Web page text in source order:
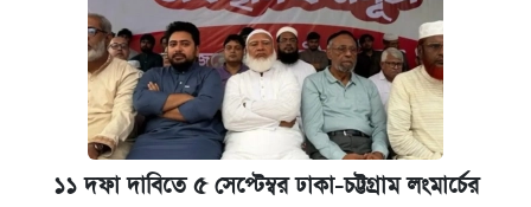
১১ দফা দাবিতে ৫ সেপ্টেম্বর ঢাকা-চট্টগ্রাম লংমার্চের